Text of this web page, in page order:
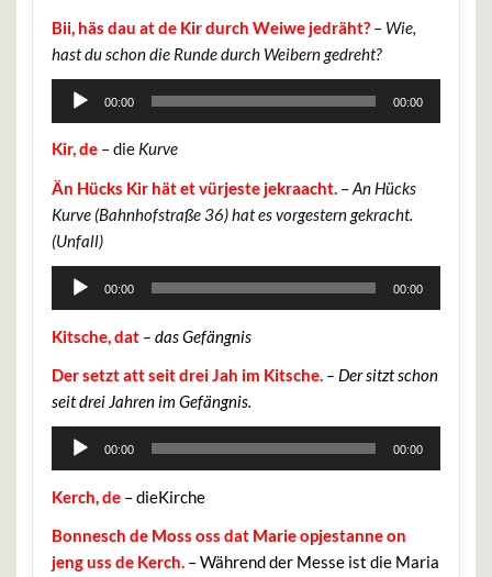
Bii, häs dau at de Kir durch Weiwe jedräht? – Wie,
hast du schon die Runde durch Weibern gedreht?
Audio-
00:00 00:00
Kir, de – die Kurve
Än Hücks Kir hät et vürjeste jekraacht. –An Hücks
Kurve (Bahnhofstraße 36) hat es vorgestern gekracht.
(Unfall)
Audio-
00:00 00:00
Kitsche, dat – das Gefängnis
Der setzt att seit drei Jah im Kitsche. – Der sitzt schon
seit drei Jahren im Gefängnis.
Audio-
00:00 00:00
Kerch, de – dieKirche
Bonnesch de Moss oss dat Marie opjestanne on
jeng uss de Kerch. – Während der Messe ist die Maria